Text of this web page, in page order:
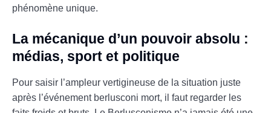
phénomène unique.
La mécanique d’un pouvoir absolu :
médias, sport et politique
Pour saisir l’ampleur vertigineuse de la situation juste
après l’événement berlusconi mort, il faut regarder les